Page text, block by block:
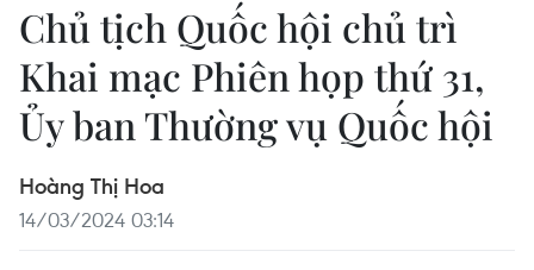
Chủ tịch Quốc hội chủ trì
Khai mạc Phiên họp thứ 31,
Ủy ban Thường vụ Quốc hội
Hoàng Thị Hoa
14/03/2024 03:14